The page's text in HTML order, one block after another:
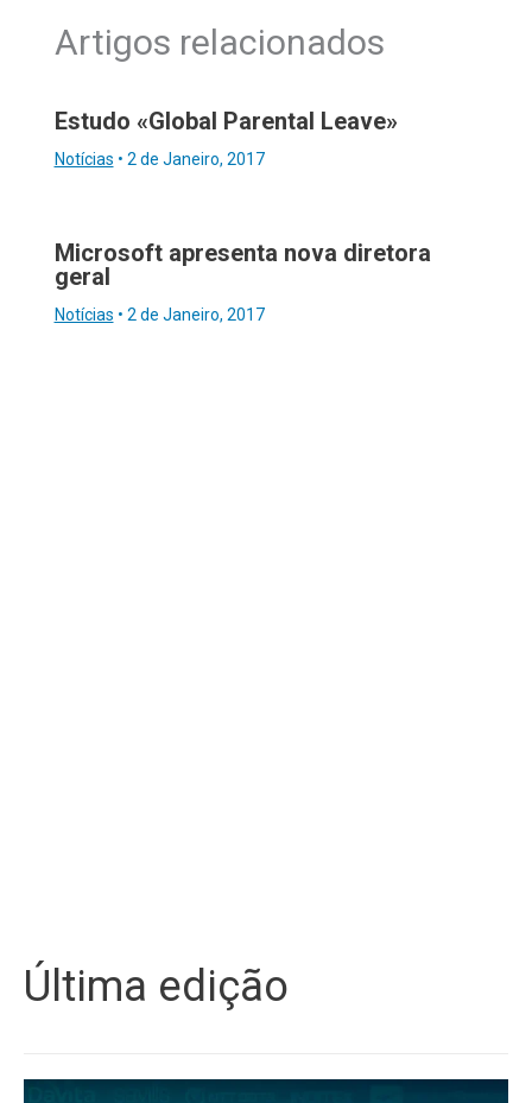
Artigos relacionados
Estudo «Global Parental Leave»
Notícias • 2 de Janeiro, 2017
Microsoft apresenta nova diretora
geral
Notícias • 2 de Janeiro, 2017
Última edição